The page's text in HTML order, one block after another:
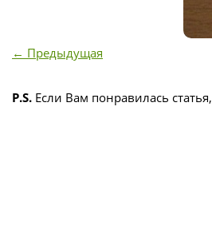
← Предыдущая
P.S. Если Вам понравилась статья,